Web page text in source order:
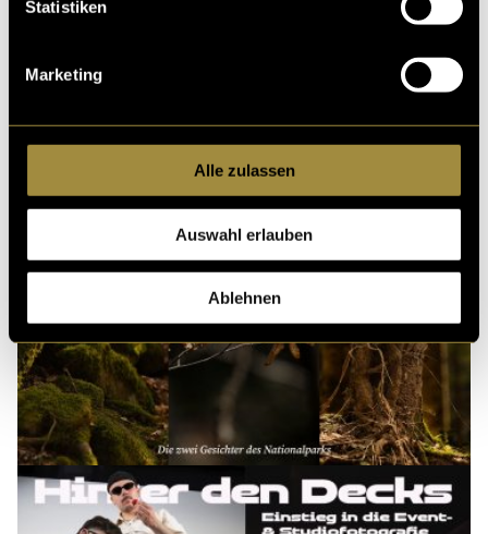
Statistiken
Marketing
Alle zulassen
Auswahl erlauben
Ablehnen